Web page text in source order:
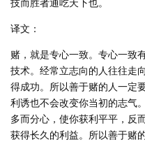
译文：
赌，就是专心一致。专心一致
技术。经常立志向的人往往走
得成功。所以善于赌的人一定
利诱也不会改变你当初的志气
多而分心，使你获利平平，反
获得长久的利益。所以善于赌